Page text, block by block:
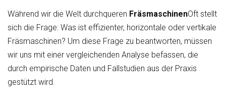
Während wir die Welt durchqueren FräsmaschinenOft stellt
sich die Frage: Was ist effizienter, horizontale oder vertikale
Fräsmaschinen? Um diese Frage zu beantworten, müssen
wir uns mit einer vergleichenden Analyse befassen, die
durch empirische Daten und Fallstudien aus der Praxis
gestützt wird.